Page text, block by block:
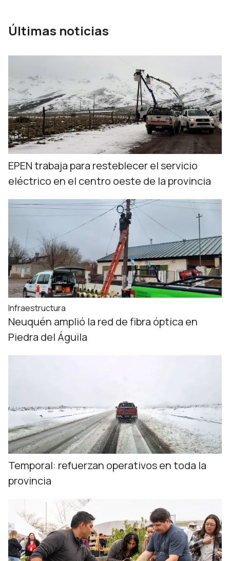
Últimas noticias
EPEN trabaja para resteblecer el servicio
eléctrico en el centro oeste de la provincia
Infraestructura
Neuquén amplió la red de fibra óptica en
Piedra del Águila
Temporal: refuerzan operativos en toda la
provincia